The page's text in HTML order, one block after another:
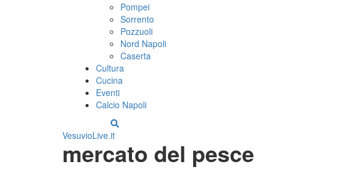
Pompei
Sorrento
Pozzuoli
Nord Napoli
Caserta
Cultura
Cucina
Eventi
Calcio Napoli
VesuvioLive.it
mercato del pesce